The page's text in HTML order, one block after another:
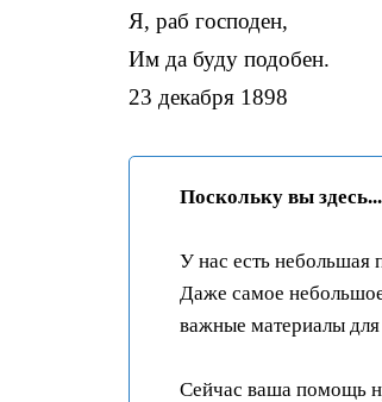
Я, раб господен,
Им да буду подобен.
23 декабря 1898
Поскольку вы здесь...
У нас есть небольшая
Даже самое
важные материалы
Сейчас ваша помощь